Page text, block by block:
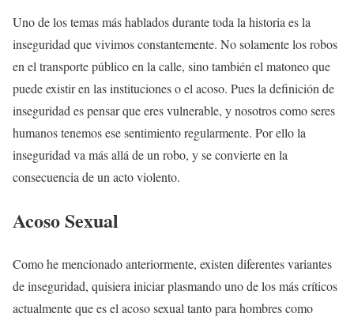
Uno de los temas más hablados durante toda la historia es la
inseguridad que vivimos constantemente. No solamente los robos
en el transporte público en la calle, sino también el matoneo que
puede existir en las instituciones o el acoso. Pues la definición de
inseguridad es pensar que eres vulnerable, y nosotros como seres
humanos tenemos ese sentimiento regularmente. Por ello la
inseguridad va más allá de un robo, y se convierte en la
consecuencia de un acto violento.
Acoso Sexual
Como he mencionado anteriormente, existen diferentes variantes
de inseguridad, quisiera iniciar plasmando uno de los más críticos
actualmente que es el acoso sexual tanto para hombres como